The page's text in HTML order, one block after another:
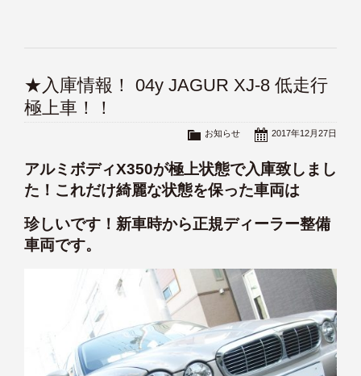
★入庫情報！ 04y JAGUR XJ-8 低走行
極上車！！
2017年12月27日
お知らせ
アルミボディX350が極上状態で入庫致しまし
た！これだけ綺麗な状態を保った車両は
珍しいです！新車時から正規ディーラー整備
車両です。